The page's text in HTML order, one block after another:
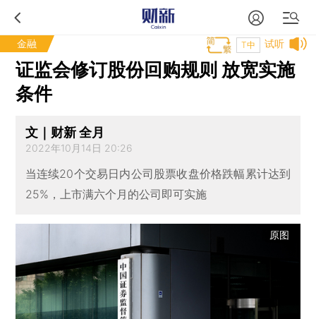
金融 试听
T中
证监会修订股份回购规则 放宽实施
条件
文｜财新 全月
2022年10月14日 20:26
当连续20个交易日内公司股票收盘价格跌幅累计达到
25%，上市满六个月的公司即可实施
原图